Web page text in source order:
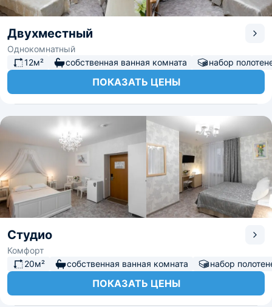
Двухместный
Однокомнатный
12м²
собственная ванная комната набор
ПОКАЗАТЬ ЦЕНЫ
Студио
Комфорт
20м²
собственная ванная комната набор
ПОКАЗАТЬ ЦЕНЫ